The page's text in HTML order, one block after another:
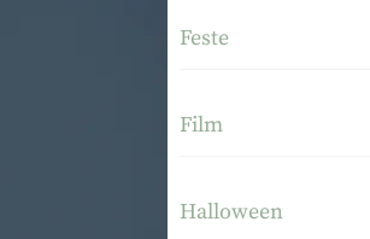
Feste
Film
Halloween